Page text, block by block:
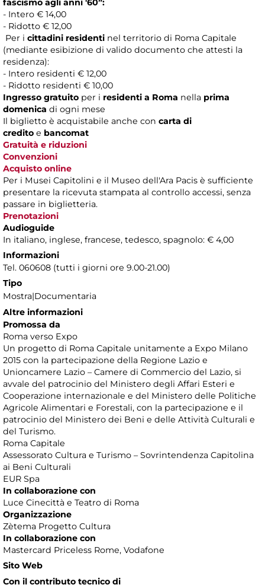
fascismo agli anni '60”:
- Intero € 14,00
- Ridotto € 12,00
Per i cittadini residenti nel territorio di Roma Capitale
(mediante esibizione di valido documento che attesti la
residenza):
- Intero residenti € 12,00
- Ridotto residenti € 10,00
Ingresso gratuito per i residenti a Roma nella prima
domenica di ogni mese
Il biglietto è acquistabile anche con carta di
credito e bancomat
Gratuità e riduzioni
Convenzioni
Acquisto online
Per i Musei Capitolini e il Museo dell'Ara Pacis è sufficiente
presentare la ricevuta stampata al controllo accessi, senza
passare in biglietteria.
Prenotazioni
Audioguide
In italiano, inglese, francese, tedesco, spagnolo: € 4,00
Informazioni
Tel. 060608 (tutti i giorni ore 9.00-21.00)
Tipo
Mostra|Documentaria
Altre informazioni
Promossa da
Roma verso Expo
Un progetto di Roma Capitale unitamente a Expo Milano
2015 con la partecipazione della Regione Lazio e
Unioncamere Lazio – Camere di Commercio del Lazio, si
avvale del patrocinio del Ministero degli Affari Esteri e
Cooperazione internazionale e del Ministero delle Politiche
Agricole Alimentari e Forestali, con la partecipazione e il
patrocinio del Ministero dei Beni e delle Attività Culturali e
del Turismo.
Roma Capitale
Assessorato Cultura e Turismo – Sovrintendenza Capitolina
ai Beni Culturali
EUR Spa
In collaborazione con
Luce Cinecittà e Teatro di Roma
Organizzazione
Zètema Progetto Cultura
In collaborazione con
Mastercard Priceless Rome, Vodafone
Sito Web
Con il contributo tecnico di